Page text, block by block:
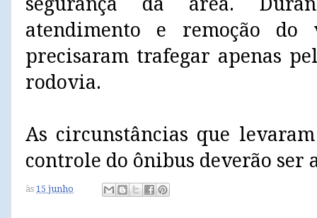
atendimento e remoção do
precisaram trafegar apenas
rodovia.
As circunstâncias que
controle do ônibus deverão ser
às 15 junho